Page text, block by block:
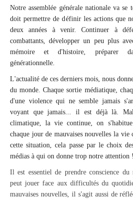
Notre assemblée générale nationale va
doit permettre de définir les actions que
deux années à venir. Continuer à
combattants, développer un peu plus
mémoire et d'histoire, préparer
générationnelle.
L'actualité de ces derniers mois, nous
du monde. Chaque sortie médiatique,
d'une violence qui ne semble jamais
voyant que jamais... il est déjà là.
climatique, la vie continue, on s'habitue
chaque jour de mauvaises nouvelles la
cette situation, cela passe par le choix
médias à qui on donne trop notre attention !
Il est essentiel de prendre conscience du
peut jouer face aux difficultés du
mauvaises nouvelles, il s'agit aussi de